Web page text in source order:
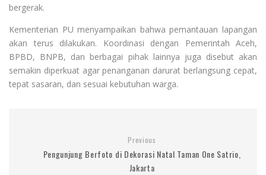
bergerak.
Kementerian PU menyampaikan bahwa pemantauan lapangan
akan terus dilakukan. Koordinasi dengan Pemerintah Aceh,
BPBD, BNPB, dan berbagai pihak lainnya juga disebut akan
semakin diperkuat agar penanganan darurat berlangsung cepat,
tepat sasaran, dan sesuai kebutuhan warga.
Previous
Pengunjung Berfoto di Dekorasi Natal Taman One Satrio,
Jakarta